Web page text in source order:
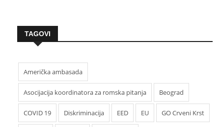
TAGOVI
Američka ambasada
Asocijacija koordinatora za romska pitanja Beograd
COVID 19 Diskriminacija EED EU GO Crveni Krst